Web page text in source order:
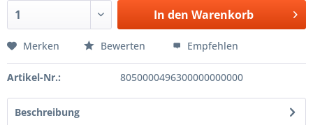
In den Warenkorb
Merken Bewerten Empfehlen
Artikel-Nr.: 8050000496300000000000
Beschreibung